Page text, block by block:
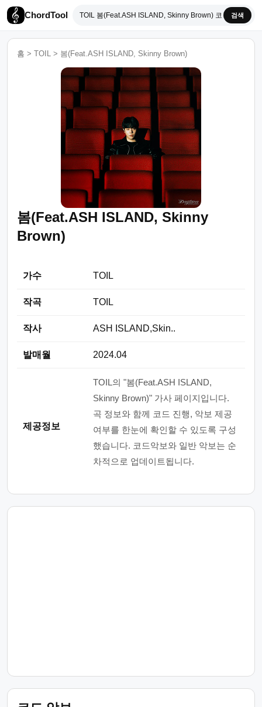
ChordTool 검색
홈 > TOIL > 봄(Feat.ASH ISLAND, Skinny Brown)
봄(Feat.ASH ISLAND, Skinny
Brown)
가수 TOIL
작곡 TOIL
작사 ASH ISLAND,Skin..
발매월 2024.04
제공정보
TOIL의 "봄(Feat.ASH ISLAND,
Skinny Brown)" 가사 페이지입니다.
곡 정보와 함께 코드 진행, 악보 제공
여부를 한눈에 확인할 수 있도록 구성
했습니다. 코드악보와 일반 악보는 순
차적으로 업데이트됩니다.